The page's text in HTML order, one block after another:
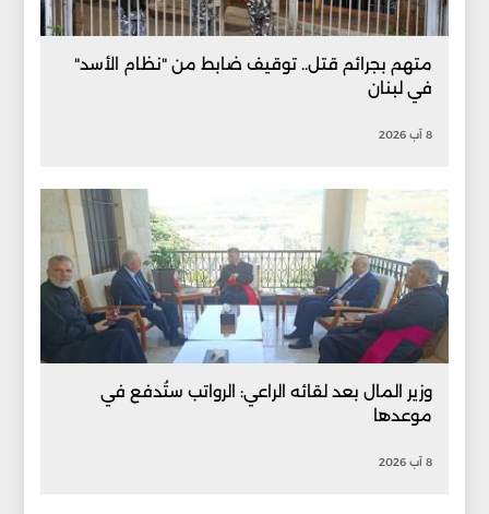
متهم بجرائم قتل.. توقيف ضابط من "نظام الأسد"
في لبنان
8 آب 2026
وزير المال بعد لقائه الراعي: الرواتب ستُدفع في
موعدها
8 آب 2026